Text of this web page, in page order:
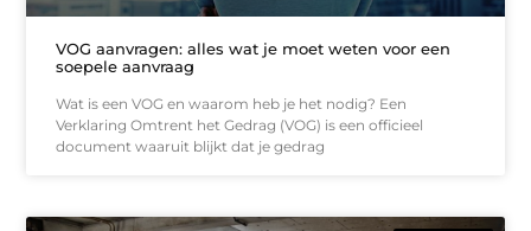
VOG aanvragen: alles wat je moet weten voor een
soepele aanvraag
Wat is een VOG en waarom heb je het nodig? Een
Verklaring Omtrent het Gedrag (VOG) is een officieel
document waaruit blijkt dat je gedrag